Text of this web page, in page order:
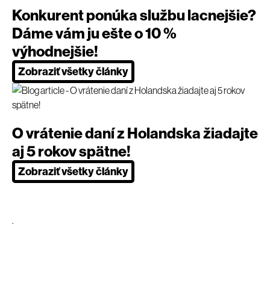
Konkurent ponúka službu lacnejšie?
Dáme vám ju ešte o 10 %
výhodnejšie!
Zobraziť všetky články
O vrátenie daní z Holandska žiadajte
aj 5 rokov spätne!
Zobraziť všetky články
.